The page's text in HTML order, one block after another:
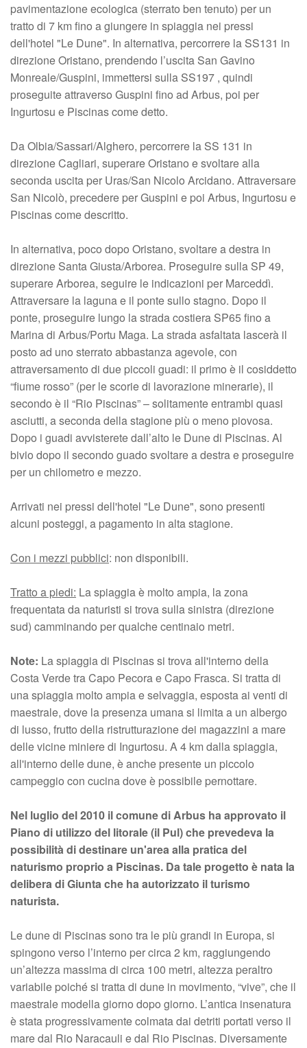
pavimentazione ecologica (sterrato ben tenuto) per un
tratto di 7 km fino a giungere in spiaggia nei pressi
dell'hotel "Le Dune". In alternativa, percorrere la SS131 in
direzione Oristano, prendendo l’uscita San Gavino
Monreale/Guspini, immettersi sulla SS197 , quindi
proseguite attraverso Guspini fino ad Arbus, poi per
Ingurtosu e Piscinas come detto.
Da Olbia/Sassari/Alghero, percorrere la SS 131 in
direzione Cagliari, superare Oristano e svoltare alla
seconda uscita per Uras/San Nicolo Arcidano. Attraversare
San Nicolò, precedere per Guspini e poi Arbus, Ingurtosu e
Piscinas come descritto.
In alternativa, poco dopo Oristano, svoltare a destra in
direzione Santa Giusta/Arborea. Proseguire sulla SP 49,
superare Arborea, seguire le indicazioni per Marceddì.
Attraversare la laguna e il ponte sullo stagno. Dopo il
ponte, proseguire lungo la strada costiera SP65 fino a
Marina di Arbus/Portu Maga. La strada asfaltata lascerà il
posto ad uno sterrato abbastanza agevole, con
attraversamento di due piccoli guadi: il primo è il cosiddetto
“fiume rosso” (per le scorie di lavorazione minerarie), il
secondo è il “Rio Piscinas” – solitamente entrambi quasi
asciutti, a seconda della stagione più o meno piovosa.
Dopo i guadi avvisterete dall’alto le Dune di Piscinas. Al
bivio dopo il secondo guado svoltare a destra e proseguire
per un chilometro e mezzo.
Arrivati nei pressi dell'hotel "Le Dune", sono presenti
alcuni posteggi, a pagamento in alta stagione.
Con i mezzi pubblici: non disponibili.
Tratto a piedi: La spiaggia è molto ampia, la zona
frequentata da naturisti si trova sulla sinistra (direzione
sud) camminando per qualche centinaio metri.
Note: La spiaggia di Piscinas si trova all'interno della
Costa Verde tra Capo Pecora e Capo Frasca. Si tratta di
una spiaggia molto ampia e selvaggia, esposta ai venti di
maestrale, dove la presenza umana si limita a un albergo
di lusso, frutto della ristrutturazione dei magazzini a mare
delle vicine miniere di Ingurtosu. A 4 km dalla spiaggia,
all'interno delle dune, è anche presente un piccolo
campeggio con cucina dove è possibile pernottare.
Nel luglio del 2010 il comune di Arbus ha approvato il
Piano di utilizzo del litorale (il Pul) che prevedeva la
possibilità di destinare un'area alla pratica del
naturismo proprio a Piscinas. Da tale progetto è nata la
delibera di Giunta che ha autorizzato il turismo
naturista.
Le dune di Piscinas sono tra le più grandi in Europa, si
spingono verso l’interno per circa 2 km, raggiungendo
un’altezza massima di circa 100 metri, altezza peraltro
variabile poiché si tratta di dune in movimento, “vive”, che il
maestrale modella giorno dopo giorno. L’antica insenatura
è stata progressivamente colmata dai detriti portati verso il
mare dal Rio Naracauli e dal Rio Piscinas. Diversamente